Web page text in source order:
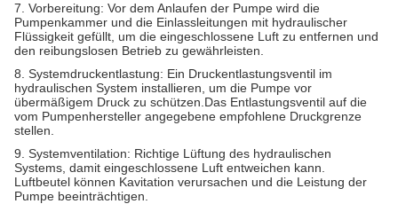
7. Vorbereitung: Vor dem Anlaufen der Pumpe wird die
Pumpenkammer und die Einlassleitungen mit hydraulischer
Flüssigkeit gefüllt, um die eingeschlossene Luft zu entfernen und
den reibungslosen Betrieb zu gewährleisten.
8. Systemdruckentlastung: Ein Druckentlastungsventil im
hydraulischen System installieren, um die Pumpe vor
übermäßigem Druck zu schützen.Das Entlastungsventil auf die
vom Pumpenhersteller angegebene empfohlene Druckgrenze
stellen.
9. Systemventilation: Richtige Lüftung des hydraulischen
Systems, damit eingeschlossene Luft entweichen kann.
Luftbeutel können Kavitation verursachen und die Leistung der
Pumpe beeinträchtigen.